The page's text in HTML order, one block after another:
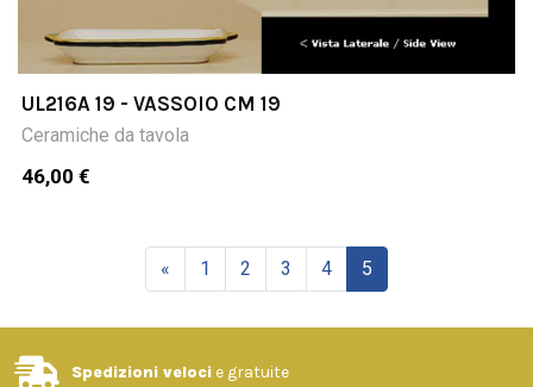
UL216A 19 - VASSOIO CM 19
Ceramiche da tavola
46,00 €
« 1 2 3 4 5
Spedizioni veloci e gratuite